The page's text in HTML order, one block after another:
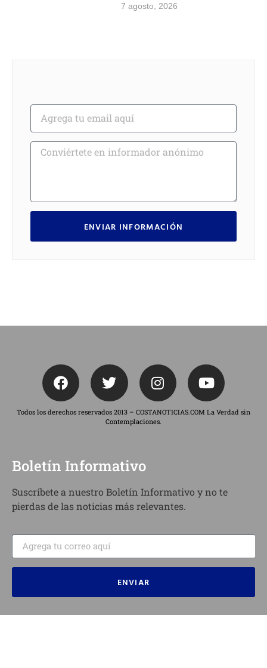
7 agosto, 2026
ENVIAR INFORMACIÓN
Todos los derechos reservados 2013 – COSTANOTICIAS.COM La Verdad sin
Contemplaciones.
Boletín Informativo
Suscríbete a nuestro Boletín Informativo y no te
pierdas de las noticias más relevantes.
ENVIAR